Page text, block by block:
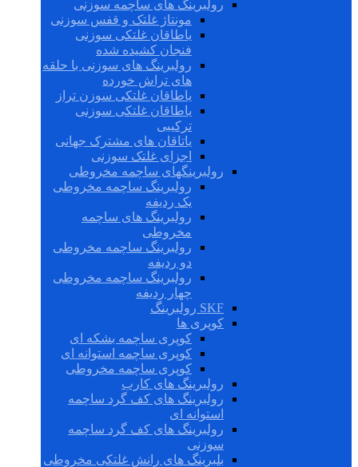
رولبرینگ های ساچمه سوزنی
مونتاژ غلتک و قفس سوزنی
یاطاقان غلتکی سوزنی
فنجان کشیده شده
رولبرینگ های سوزنی با حلقه
های تراش خورده
یاطاقان غلتکی سوزن تراز
یاطاقان غلتکی سوزنی
ترکیبی
یاتاقان های مشترک جهانی
اجزای غلتک سوزنی
رولبرینگهای ساچمه مخروطی
رولبرینگ ساچمه مخروطی
یک ردیفه
رولبرینگ های ساچمه
مخروطی
رولبرینگ ساچمه مخروطی
دو ردیفه
رولبرینگ ساچمه مخروطی
چهار ردیفه
SKF رولبرینگ
کوپری ها
کوپری ساچمه بشکه ای
کوپری ساچمه استوانه ای
کوپری ساچمه مخروطی
رولبرینگ های کارب
رولبرینگ های کف گرد ساچمه
استوانه ای
رولبرینگ های کف گرد ساچمه
سوزنی
بلبرینگ های رانش غلتکی مخروطی